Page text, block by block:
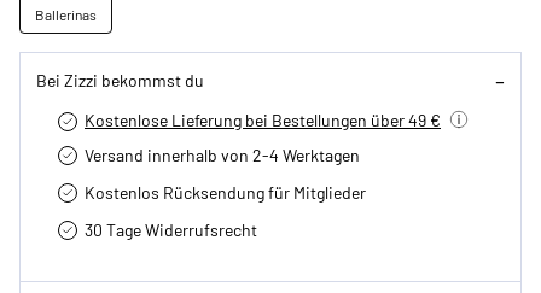
Ballerinas
Bei Zizzi bekommst du
Kostenlose Lieferung bei Bestellungen über 49 €
Versand innerhalb von 2-4 Werktagen
Kostenlos Rücksendung für Mitglieder
30 Tage Widerrufsrecht